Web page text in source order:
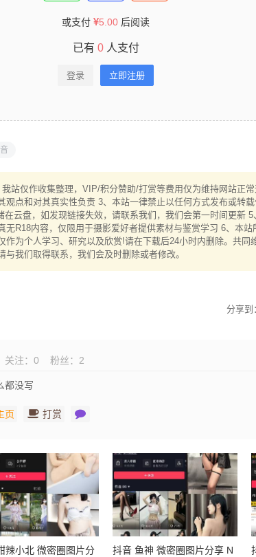
或支付 5.00 后阅读
已有 0人支付
登录 立即注册
站仅作收集整理，VIP/积分赞助/打赏等费用仅为维持网站正
观点和对其真实性负责 3、本站一律禁止以任何方式发布或转
云盘，如发现链接失效，请联系我们，我们会第一时间更新
无R18内容，仅限用于摄影爱好者提供素材与鉴赏学习 6、本
作为个人学习、研究以及欣赏!请在下载后24小时内删除。共同
我们取得联系，我们会及时删除或者修改。
分享到
关注： 0 粉丝： 2
都没写
页 打赏
辣小北 微密圈图片分
抖音 鱼神 微密圈图片分享 N